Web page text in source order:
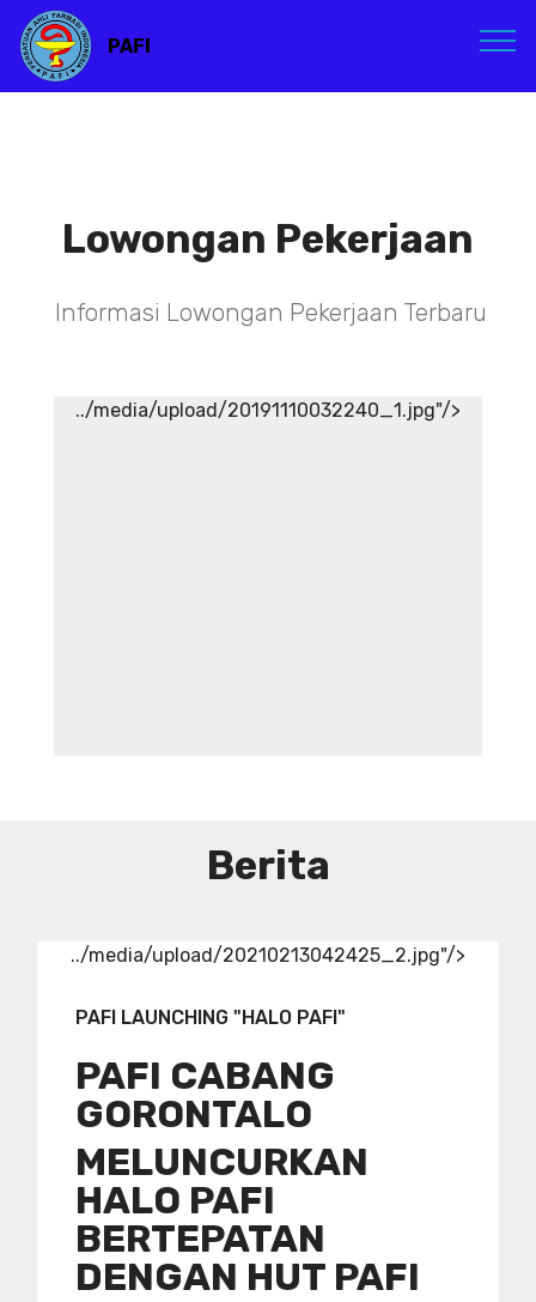
PAFI
Lowongan Pekerjaan
Informasi Lowongan Pekerjaan Terbaru
../media/upload/20191110032240_1.jpg"/>
Berita
../media/upload/20210213042425_2.jpg"/>
PAFI LAUNCHING "HALO PAFI"
PAFI CABANG
GORONTALO
MELUNCURKAN
HALO PAFI
BERTEPATAN
DENGAN HUT PAFI